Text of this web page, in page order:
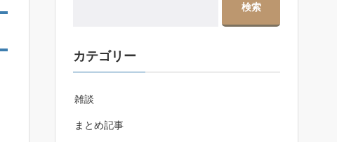
カテゴリー
雑談
まとめ記事